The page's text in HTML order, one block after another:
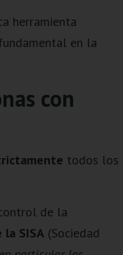
herramienta
en la
con
todos los
de la
SISA(Sociedad